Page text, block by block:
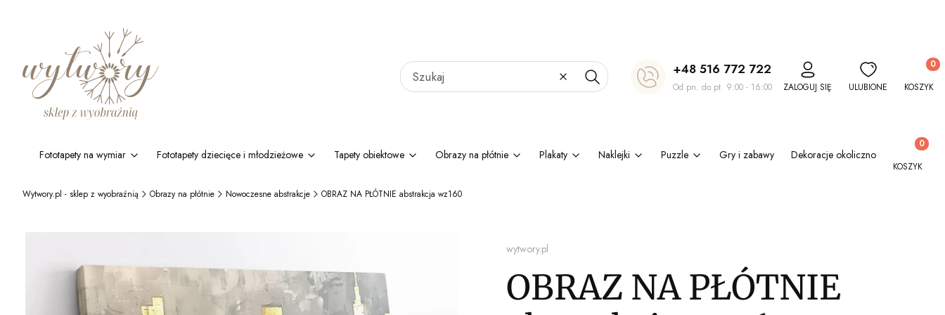
WyczyśćSzukaj
+48 516 772 722
Od pn. do pt. 9:00 - 16:00 ZALOGUJ SIĘ ULUBIONE KOSZYK
Fototapety na wymiar Fototapety dziecięce i młodzieżowe Tapety obiektowe Obrazy na płótnie Plakaty Naklejki Puzzle Gry i zabawy Dekoracje okolicznościowe
Produkty
KOSZYK
Wytwory.pl - sklep z wyobraźnią Obrazy na płótnie Nowoczesne abstrakcje OBRAZ NA PŁÓTNIE abstrakcja wz160
wytwory.pl
OBRAZ NA PŁÓTNIE